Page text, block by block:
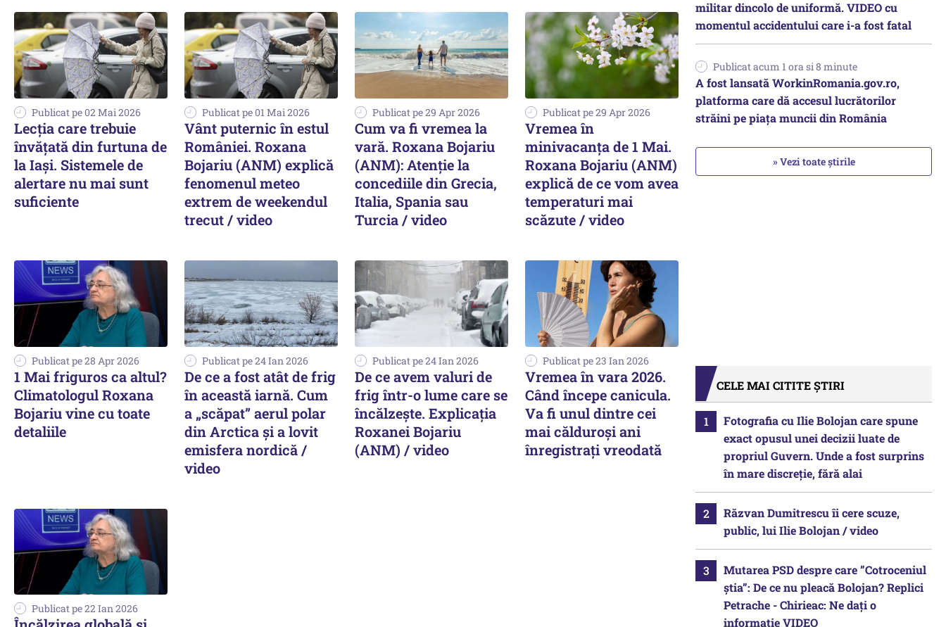
Publicat pe 02 Mai 2026
Lecţia care trebuie
învăţată din furtuna de
la Iaşi. Sistemele de
alertare nu mai sunt
suficiente
Publicat pe 01 Mai 2026
Vânt puternic în estul
României. Roxana
Bojariu (ANM) explică
fenomenul meteo
extrem de weekendul
trecut / video
Publicat pe 29 Apr 2026
Cum va fi vremea la
vară. Roxana Bojariu
(ANM): Atenție la
concediile din Grecia,
Italia, Spania sau
Turcia / video
Publicat pe 29 Apr 2026
Vremea în
minivacanța de 1 Mai.
Roxana Bojariu (ANM)
explică de ce vom avea
temperaturi mai
scăzute / video
Publicat pe 28 Apr 2026
1 Mai friguros ca altul?
Climatologul Roxana
Bojariu vine cu toate
detaliile
Publicat pe 24 Ian 2026
De ce a fost atât de frig
în această iarnă. Cum
a „scăpat” aerul polar
din Arctica și a lovit
emisfera nordică /
video
Publicat pe 24 Ian 2026
De ce avem valuri de
frig într-o lume care se
încălzește. Explicația
Roxanei Bojariu
(ANM) / video
Publicat pe 23 Ian 2026
Vremea în vara 2026.
Când începe canicula.
Va fi unul dintre cei
mai călduroși ani
înregistrați vreodată
Publicat pe 22 Ian 2026
militar dincolo de uniformă. VIDEO cu
momentul accidentului care i-a fost fatal
Publicat acum 1 ora si 8 minute
A fost lansată WorkinRomania.gov.ro,
platforma care dă accesul lucrătorilor
străini pe piața muncii din România
» Vezi toate știrile
CELE MAI CITITE ȘTIRI
Fotografia cu Ilie Bolojan care spune
exact opusul unei decizii luate de
propriul Guvern. Unde a fost surprins
în mare discreție, fără alai
Răzvan Dumitrescu îi cere scuze,
public, lui Ilie Bolojan / video
Mutarea PSD despre care ”Cotroceniul
știa”: De ce nu pleacă Bolojan? Replici
Petrache - Chirieac: Ne dați o
informație VIDEO